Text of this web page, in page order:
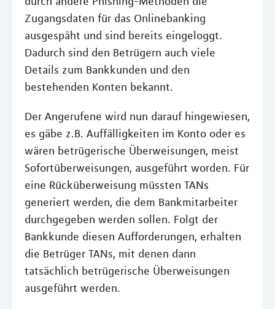
Zugangsdaten für das Onlinebanking
ausgespäht und sind bereits eingeloggt.
Dadurch sind den Betrügern auch viele
Details zum Bankkunden und den
bestehenden Konten bekannt.
Der Angerufene wird nun darauf hingewiesen,
es gäbe z.B. Auffälligkeiten im Konto oder es
wären betrügerische Überweisungen, meist
Sofortüberweisungen, ausgeführt worden. Für
eine Rücküberweisung müssten TANs
generiert werden, die dem Bankmitarbeiter
durchgegeben werden sollen. Folgt der
Bankkunde diesen Aufforderungen, erhalten
die Betrüger TANs, mit denen dann
tatsächlich betrügerische Überweisungen
ausgeführt werden.